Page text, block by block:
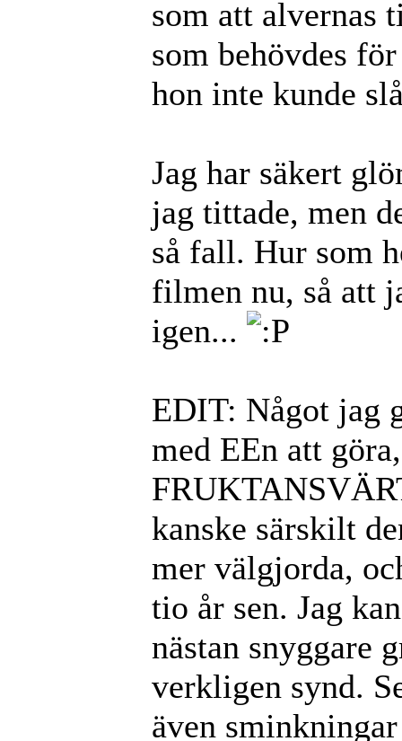
som att alvernas
som behövdes
hon inte kunde
Jag har säkert
jag tittade, men
så fall. Hur som
filmen nu, så att
igen...
EDIT: Något jag
med EEn att
kanske särskilt
mer välgjorda,
tio år sen. Jag
nästan snyggare
verkligen synd.
även